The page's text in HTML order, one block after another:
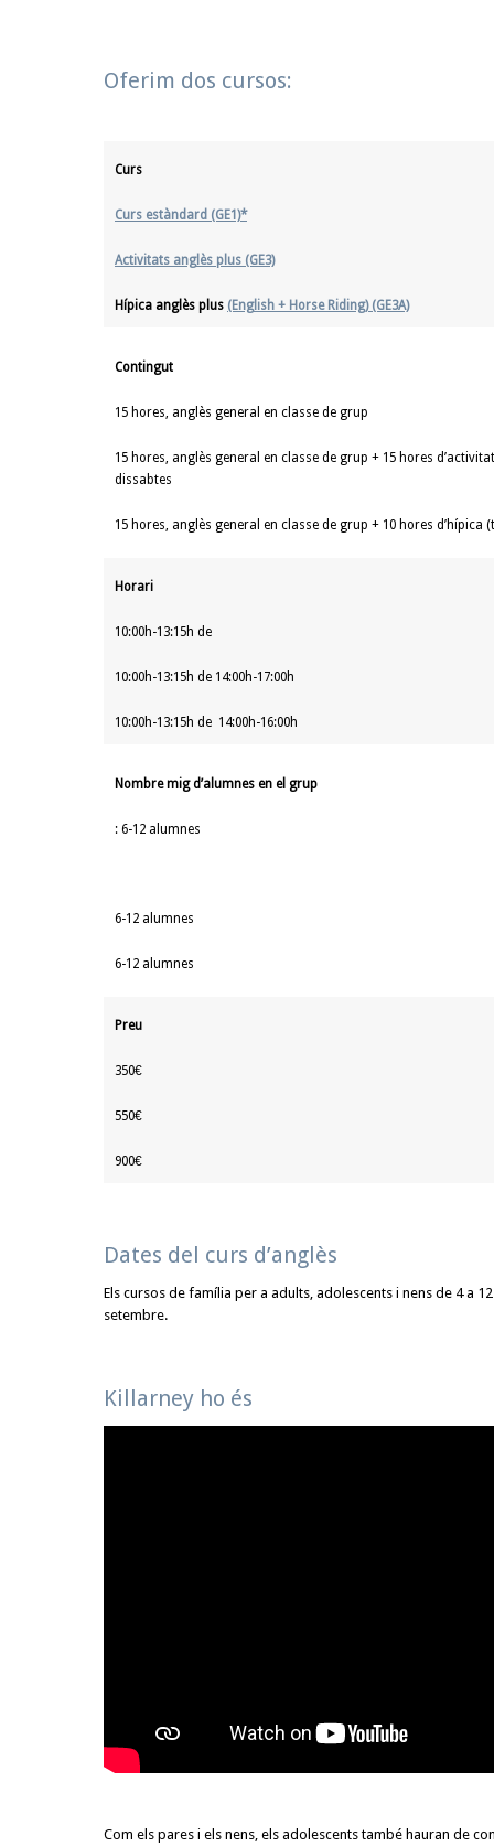
Oferim dos cursos:
Curs
Curs estàndard (GE1)*
Activitats anglès plus (GE3)
Hípica anglès plus (English + Horse Riding) (GE3A)
Contingut
15 hores, anglès general en classe de grup
15 hores, anglès general en classe de grup + 15 hores
dissabtes
15 hores, anglès general en classe de grup + 10 hores
Horari
10:00h-13:15h de
10:00h-13:15h de 14:00h-17:00h
10:00h-13:15h de 14:00h-16:00h
Nombre mig d’alumnes en el grup
: 6-12 alumnes
6-12 alumnes
6-12 alumnes
Preu
350€
550€
900€
Dates del curs d’anglès
Els cursos de família per a adults, adolescents i nens de 4 a
setembre.
Killarney ho és
Com els pares i els nens, els adolescents també hauran de